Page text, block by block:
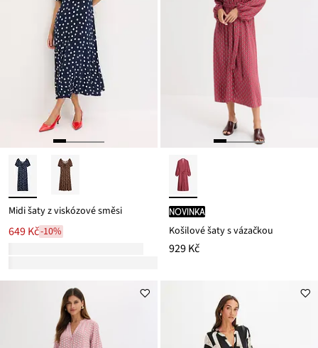
Midi šaty z viskózové směsi
649 Kč-10%
novinka
Košilové šaty s vázačkou
929 Kč